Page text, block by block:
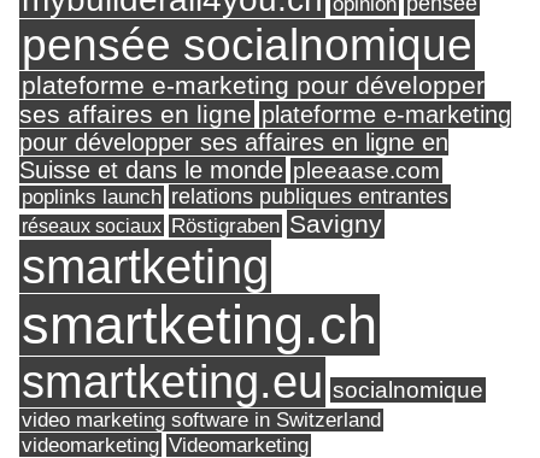
pensée socialnomique
plateforme e-marketing pour développer
ses affaires en ligne plateforme e-marketing
pour développer ses affaires en ligne en
Suisse et dans le monde pleeaase.com
poplinks launch relations publiques entrantes
réseaux sociaux Röstigraben Savigny
smartketing
smartketing.ch
smartketing.eu socialnomique
video marketing software in Switzerland
videomarketing Videomarketing